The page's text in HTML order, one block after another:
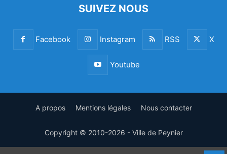
SUIVEZ NOUS
Facebook Instagram RSS X
Youtube
A propos Mentions légales Nous contacter
Copyright © 2010-2026 - Ville de Peynier